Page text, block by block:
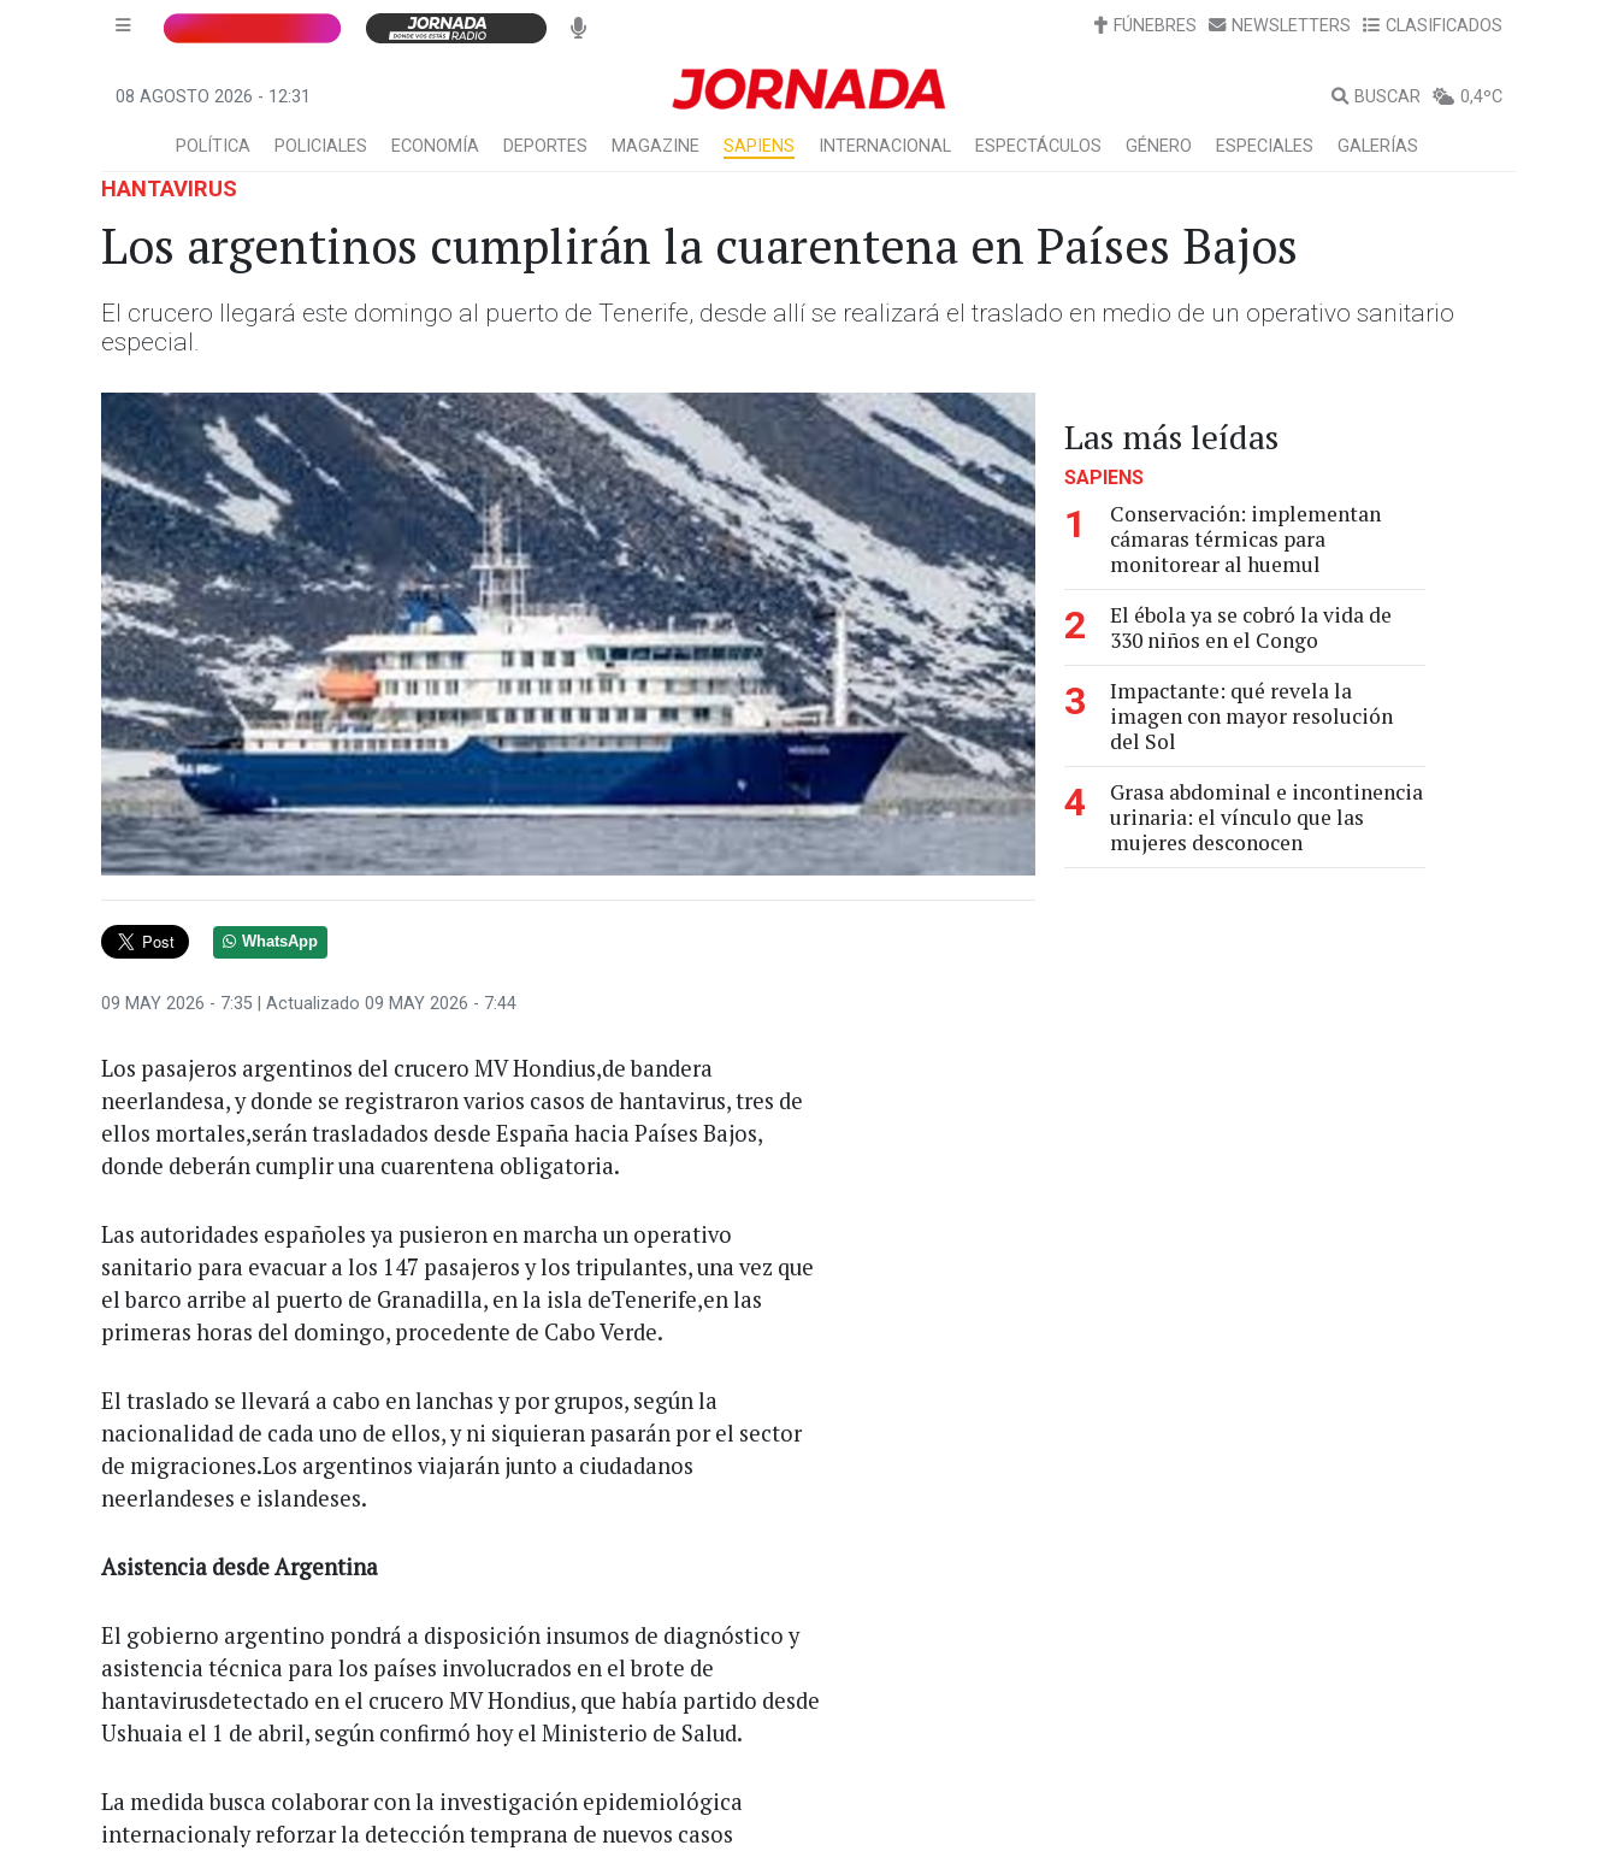
FÚNEBRES NEWSLETTERS CLASIFICADOS
08 AGOSTO 2026 - 12:31 BUSCAR 0,4ºC
POLÍTICA POLICIALES ECONOMÍA DEPORTES MAGAZINE SAPIENS INTERNACIONAL ESPECTÁCULOS GÉNERO ESPECIALES GALERÍAS
HANTAVIRUS
Los argentinos cumplirán la cuarentena en Países Bajos
El crucero llegará este domingo al puerto de Tenerife, desde allí se realizará el traslado en medio de un operativo sanitario
especial.
WhatsApp
09 MAY 2026 - 7:35 | Actualizado 09 MAY 2026 - 7:44
Los pasajeros argentinos del crucero MV Hondius,de bandera
neerlandesa, y donde se registraron varios casos de hantavirus, tres de
ellos mortales,serán trasladados desde España hacia Países Bajos,
donde deberán cumplir una cuarentena obligatoria.
Las autoridades españoles ya pusieron en marcha un operativo
sanitario para evacuar a los 147 pasajeros y los tripulantes, una vez que
el barco arribe al puerto de Granadilla, en la isla deTenerife,en las
primeras horas del domingo, procedente de Cabo Verde.
El traslado se llevará a cabo en lanchas y por grupos, según la
nacionalidad de cada uno de ellos, y ni siquieran pasarán por el sector
de migraciones.Los argentinos viajarán junto a ciudadanos
neerlandeses e islandeses.
Asistencia desde Argentina
El gobierno argentino pondrá a disposición insumos de diagnóstico y
asistencia técnica para los países involucrados en el brote de
hantavirusdetectado en el crucero MV Hondius, que había partido desde
Ushuaia el 1 de abril, según confirmó hoy el Ministerio de Salud.
La medida busca colaborar con la investigación epidemiológica
internacionaly reforzar la detección temprana de nuevos casos
Las más leídas
SAPIENS
1
Conservación: implementan
cámaras térmicas para
monitorear al huemul
2
El ébola ya se cobró la vida de
330 niños en el Congo
3
Impactante: qué revela la
imagen con mayor resolución
del Sol
4
Grasa abdominal e incontinencia
urinaria: el vínculo que las
mujeres desconocen